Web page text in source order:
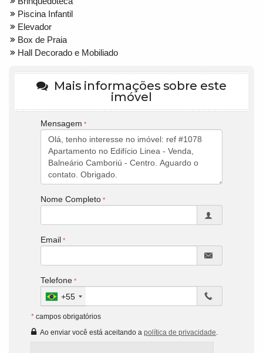
Piscina Infantil
Elevador
Box de Praia
Hall Decorado e Mobiliado
Mais informações sobre este
imóvel
Mensagem
Nome Completo
Email
Telefone
+55
* campos obrigatórios
Ao enviar você está aceitando a política de privacidade